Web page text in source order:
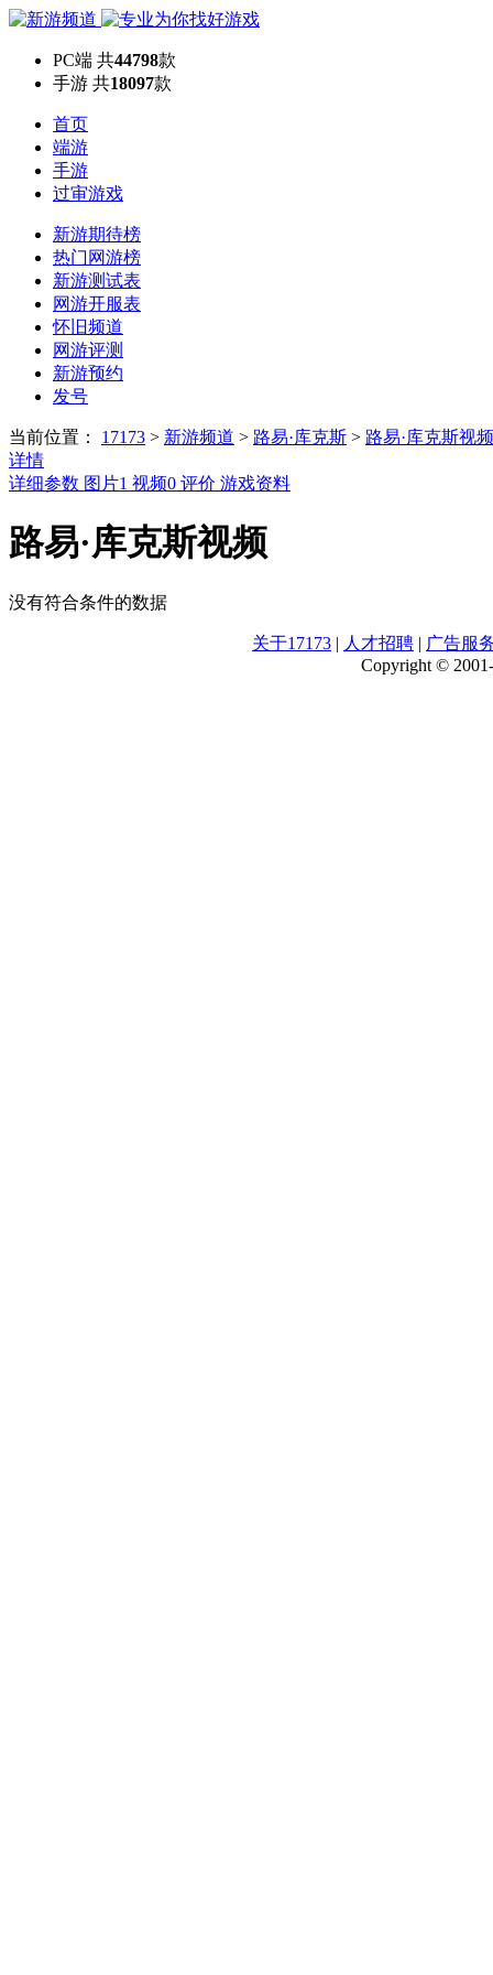
PC端 共44798款
手游 共18097款
首页
端游
手游
过审游戏
新游期待榜
热门网游榜
新游测试表
网游开服表
怀旧频道
网游评测
新游预约
发号
当前位置： 17173 > 新游频道 > 路易·库克斯 > 路易·库克斯视频
详情
详细参数 图片1 视频0 评价 游戏资料
路易·库克斯视频
没有符合条件的数据
关于17173 | 人才招聘 | 广告服
Copyright ©